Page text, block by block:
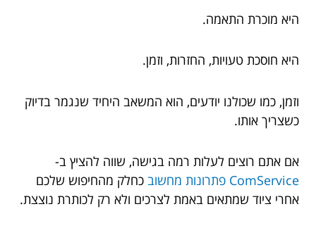
היא מוכרת התאמה.
היא חוסכת טעויות, החזרות, וזמן.
וזמן, כמו שכולנו יודעים, הוא המשאב היחיד שנגמר בדיוק
כשצריך אותו.
אם אתם רוצים לעלות רמה בגישה, שווה להציץ ב-
ComService פתרונות מחשוב
כחלק מהחיפוש שלכם
אחרי ציוד שמתאים באמת לצרכים ולא רק לכותרת נוצצת.